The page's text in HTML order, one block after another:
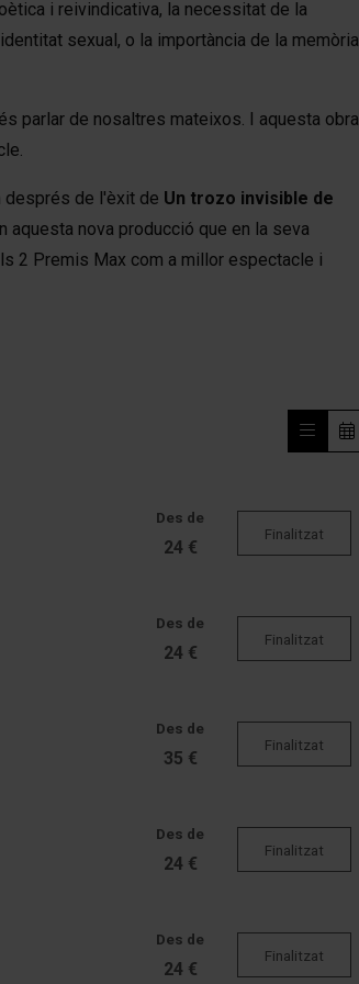
i reivindicativa, la necessitat de la
sexual, o la importància de la memòria
parlar de nosaltres mateixos. I aquesta obra
després de l'èxit de Un trozo invisible de
aquesta nova producció que en la seva
2 Premis Max com a millor espectacle i
Des de
24 €
Finalitzat
Des de
24 €
Finalitzat
Des de
35 €
Finalitzat
Des de
24 €
Finalitzat
Des de
24 €
Finalitzat